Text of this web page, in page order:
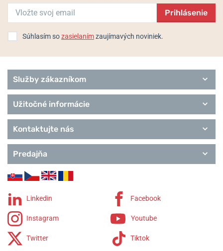
G-Shock
Baby-G
Wave Ceptor
Edifice
Pro Trek
Prihlásenie
Súhlasím sozasielanímzaujímavých noviniek.
Služby zákazníkom
Užitočné informácie
Kontaktujte nás
Predajňa
Linkedin Facebook
Instagram Youtube
Twitter Tiktok